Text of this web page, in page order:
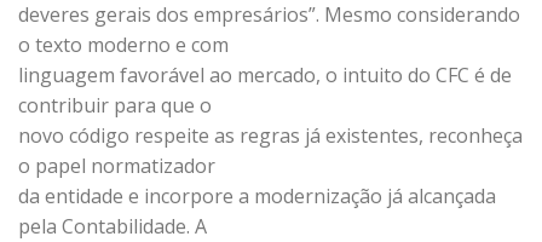
deveres gerais dos empresários”. Mesmo considerando
o texto moderno e com
linguagem favorável ao mercado, o intuito do CFC é de
contribuir para que o
novo código respeite as regras já existentes, reconheça
o papel normatizador
da entidade e incorpore a modernização já alcançada
pela Contabilidade. A